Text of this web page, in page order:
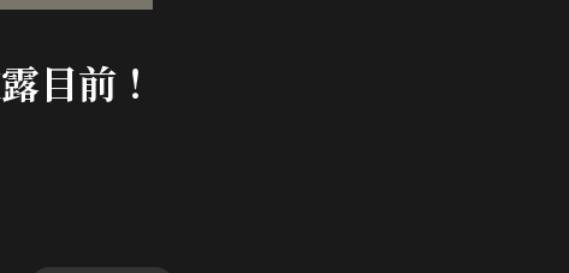
目前！